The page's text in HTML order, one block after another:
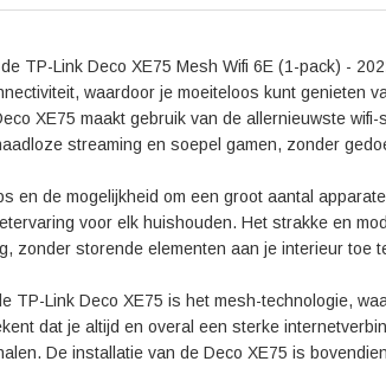
TP-Link Deco XE75 Mesh Wifi 6E (1-pack) -
waardoor je moeiteloos kunt genieten
XE75 maakt gebruik van de allernieuwste
streaming en soepel gamen, zonder
en de mogelijkheid om een groot aantal
voor elk huishouden. Het strakke en
zonder storende elementen aan je interieur toe
TP-Link Deco XE75 is het mesh-technologie,
dat je altijd en overal een sterke
De installatie van de Deco XE75 is